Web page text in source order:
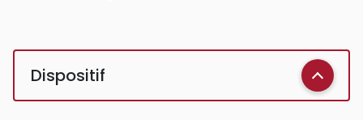
Dispositif